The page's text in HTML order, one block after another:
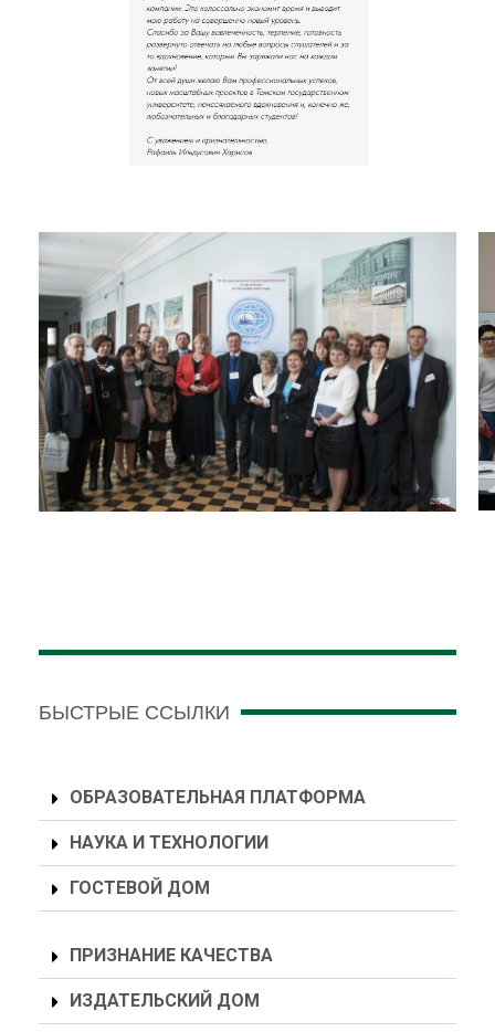
БЫСТРЫЕ ССЫЛКИ
ОБРАЗОВАТЕЛЬНАЯ ПЛАТФОРМА
НАУКА И ТЕХНОЛОГИИ
ГОСТЕВОЙ ДОМ
ПРИЗНАНИЕ КАЧЕСТВА
ИЗДАТЕЛЬСКИЙ ДОМ